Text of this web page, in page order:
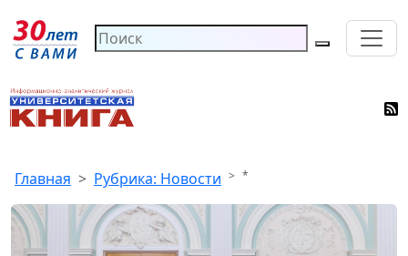
Главная Рубрика: Новости *